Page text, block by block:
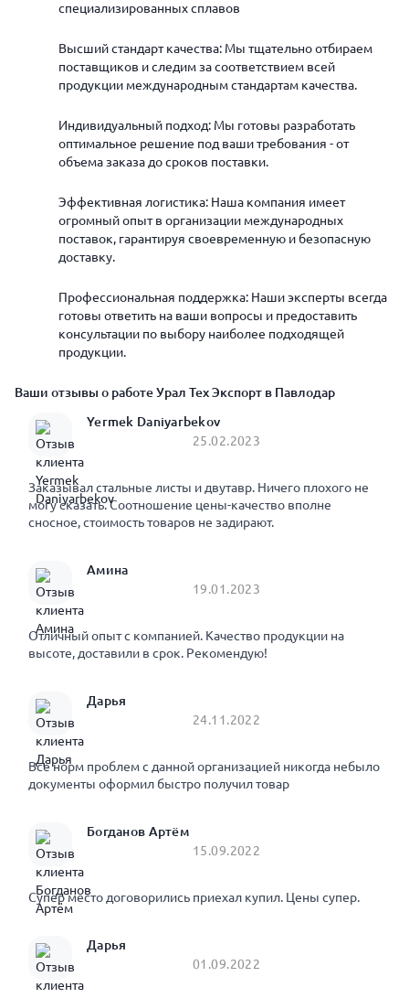
специализированных сплавов
Высший стандарт качества: Мы тщательно отбираем
поставщиков и следим за соответствием всей
продукции международным стандартам качества.
Индивидуальный подход: Мы готовы разработать
оптимальное решение под ваши требования - от
объема заказа до сроков поставки.
Эффективная логистика: Наша компания имеет
огромный опыт в организации международных
поставок, гарантируя своевременную и безопасную
доставку.
Профессиональная поддержка: Наши эксперты всегда
готовы ответить на ваши вопросы и предоставить
консультации по выбору наиболее подходящей
продукции.
Ваши отзывы о работе Урал Тех Экспорт в Павлодар
Yermek Daniyarbekov
25.02.2023
Заказывал стальные листы и двутавр. Ничего плохого не
могу сказать. Соотношение цены-качество вполне
сносное, стоимость товаров не задирают.
Амина
19.01.2023
Отличный опыт с компанией. Качество продукции на
высоте, доставили в срок. Рекомендую!
Дарья
24.11.2022
Все норм проблем с данной организацией никогда небыло
документы оформил быстро получил товар
Богданов Артём
15.09.2022
Супер место договорились приехал купил. Цены супер.
Дарья
01.09.2022